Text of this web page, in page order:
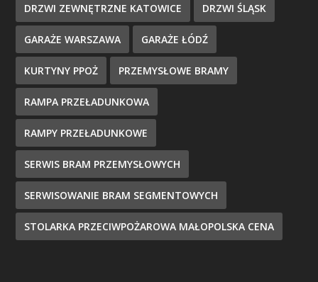
DRZWI ZEWNĘTRZNE KATOWICE DRZWI ŚLĄSK
GARAŻE WARSZAWA GARAŻE ŁÓDŹ
KURTYNY PPOŻ PRZEMYSŁOWE BRAMY
RAMPA PRZEŁADUNKOWA
RAMPY PRZEŁADUNKOWE
SERWIS BRAM PRZEMYSŁOWYCH
SERWISOWANIE BRAM SEGMENTOWYCH
STOLARKA PRZECIWPOŻAROWA MAŁOPOLSKA CENA